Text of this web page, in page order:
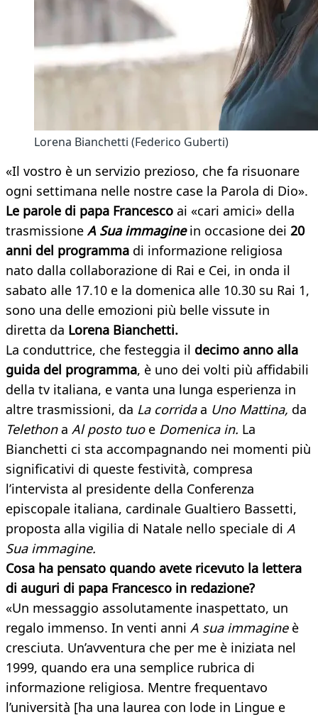
Lorena Bianchetti (Federico Guberti)
«Il vostro è un servizio prezioso, che fa risuonare
ogni settimana nelle nostre case la Parola di Dio».
Le parole di papa Francesco ai «cari amici» della
trasmissione A Sua immaginein occasione dei 20
anni del programma di informazione religiosa
nato dalla collaborazione di Rai e Cei, in onda il
sabato alle 17.10 e la domenica alle 10.30 su Rai 1,
sono una delle emozioni più belle vissute in
diretta da Lorena Bianchetti.
La conduttrice, che festeggia il decimo anno alla
guida del programma, è uno dei volti più affidabili
della tv italiana, e vanta una lunga esperienza in
altre trasmissioni, da La corridaa Uno Mattina, da
Telethona Al posto tuoe Domenica in. La
Bianchetti ci sta accompagnando nei momenti più
significativi di queste festività, compresa
l’intervista al presidente della Conferenza
episcopale italiana, cardinale Gualtiero Bassetti,
proposta alla vigilia di Natale nello speciale di A
Sua immagine.
Cosa ha pensato quando avete ricevuto la lettera
di auguri di papa Francesco in redazione?
«Un messaggio assolutamente inaspettato, un
regalo immenso. In venti anni A sua immagineè
cresciuta. Un’avventura che per me è iniziata nel
1999, quando era una semplice rubrica di
informazione religiosa. Mentre frequentavo
l’università [ha una laurea con lode in Lingue e